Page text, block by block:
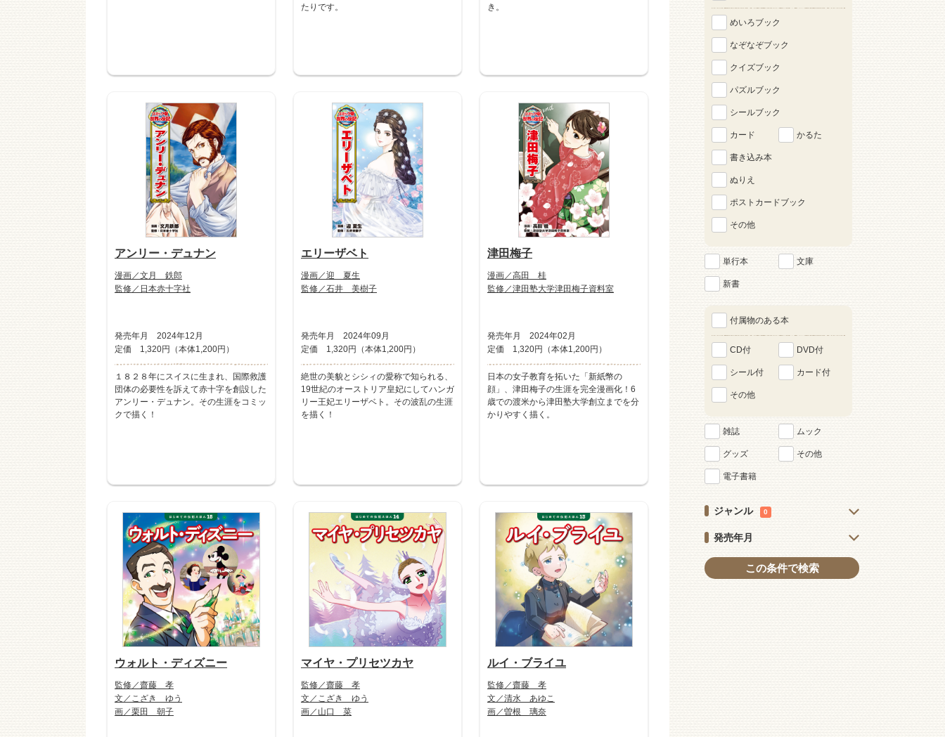
たりです。
き。
アンリー・デュナン
漫画／文月 鉄郎
監修／日本赤十字社
発売年月 2024年12月
定価 1,320円（本体1,200円）
１８２８年にスイスに生まれ、国際救護
団体の必要性を訴えて赤十字を創設した
アンリー・デュナン。その生涯をコミッ
クで描く！
エリーザベト
漫画／迎 夏生
監修／石井 美樹子
発売年月 2024年09月
定価 1,320円（本体1,200円）
絶世の美貌とシシィの愛称で知られる、
19世紀のオーストリア皇妃にしてハンガ
リー王妃エリーザベト。その波乱の生涯
を描く！
津田梅子
漫画／高田 桂
監修／津田塾大学津田梅子資料室
発売年月 2024年02月
定価 1,320円（本体1,200円）
日本の女子教育を拓いた「新紙幣の
顔」、津田梅子の生涯を完全漫画化！6
歳での渡米から津田塾大学創立までを分
かりやすく描く。
ウォルト・ディズニー
監修／齋藤 孝
文／こざき ゆう
画／栗田 朝子
マイヤ・プリセツカヤ
監修／齋藤 孝
文／こざき ゆう
画／山口 菜
ルイ・ブライユ
監修／齋藤 孝
文／清水 あゆこ
画／曽根 璃奈
めいろブック
なぞなぞブック
クイズブック
パズルブック
シールブック
カード かるた
書き込み本
ぬりえ
ポストカードブック
その他
単行本 文庫
新書
付属物のある本
CD付 DVD付
シール付 カード付
その他
雑誌 ムック
グッズ その他
電子書籍
ジャンル 0
発売年月
この条件で検索